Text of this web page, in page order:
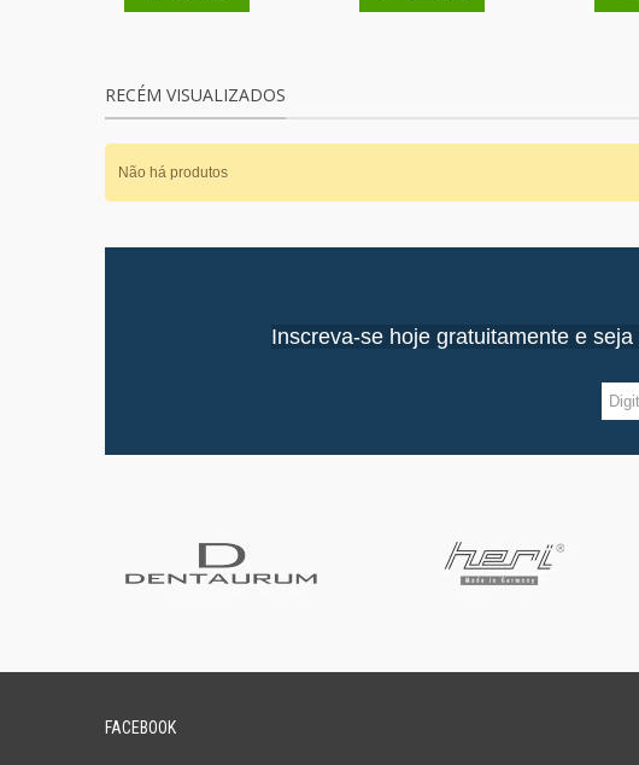
RECÉM VISUALIZADOS
Não há produtos
Inscreva-se hoje gratuitamente e
FACEBOOK